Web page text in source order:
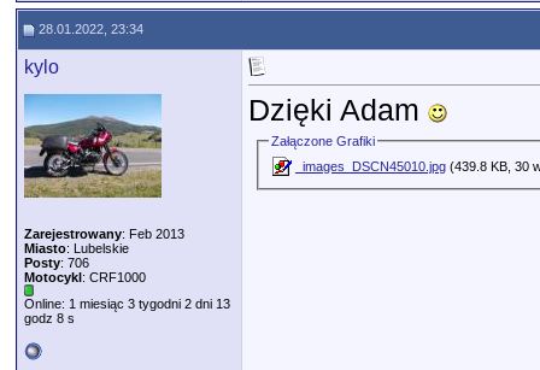
28.01.2022, 23:34
kylo
Zarejestrowany: Feb 2013
Miasto: Lubelskie
Posty: 706
Motocykl: CRF1000
Online: 1 miesiąc 3 tygodni 2 dni 13
godz 8 s
Dzięki Adam
Załączone Grafiki
_images_DSCN45010.jpg (439.8 KB, 30